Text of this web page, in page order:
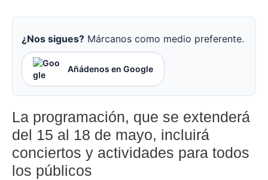
¿Nos sigues? Márcanos como medio preferente.
Añádenos en Google
La programación, que se extenderá
del 15 al 18 de mayo, incluirá
conciertos y actividades para todos
los públicos